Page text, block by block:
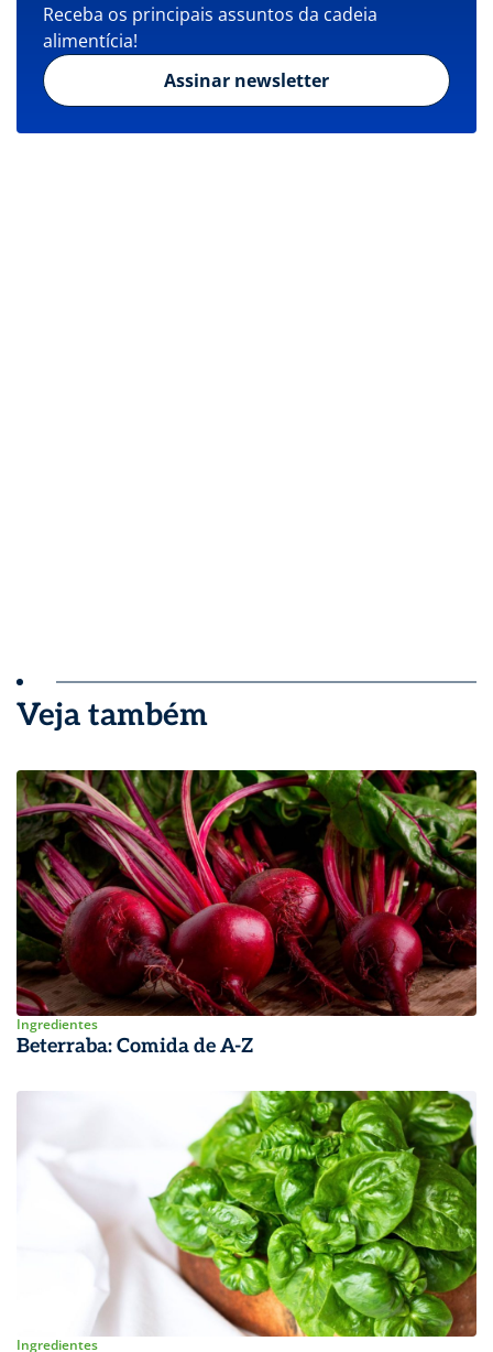
Receba os principais assuntos da cadeia
alimentícia!
Assinar newsletter
Veja também
Ingredientes
Beterraba: Comida de A-Z
Ingredientes